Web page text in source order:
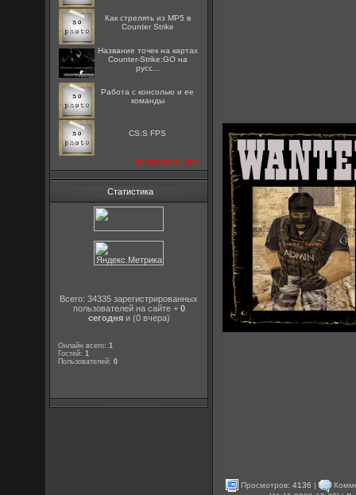
Как стрелять из MP5 в
Counter Strike
Название точек на картах
Counter-Strike:GO на
русс...
Работа с консолью и ее
команды
CS:S FPS
посмотреть все
Статистика
Всего: 34335 зарегистрированных
пользователей на сайте + 0
сегодняи (0 вчера)
Онлайн всего:1
Гостей:1
Пользователей:0
Просмотров:4136 |